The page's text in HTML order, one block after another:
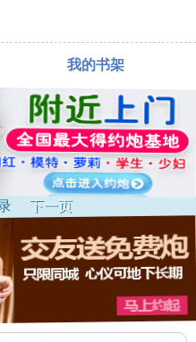
我的书架
下一页